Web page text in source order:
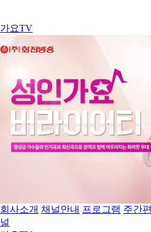
가요TV
회사소개 채널안내 프로그램 주간
널